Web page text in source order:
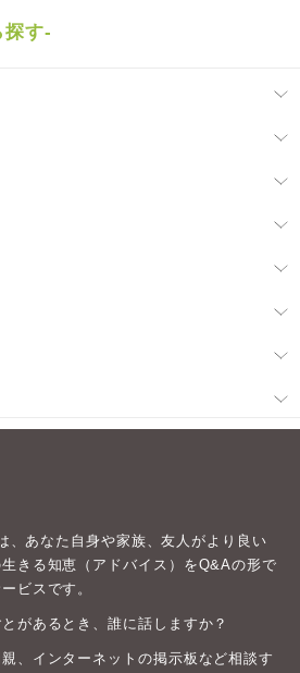
探す-
、あなた自身や家族、友人がより良い
きる知恵（アドバイス）をQ&Aの形で
ビスです。
があるとき、誰に話しますか？
、インターネットの掲示板など相談す